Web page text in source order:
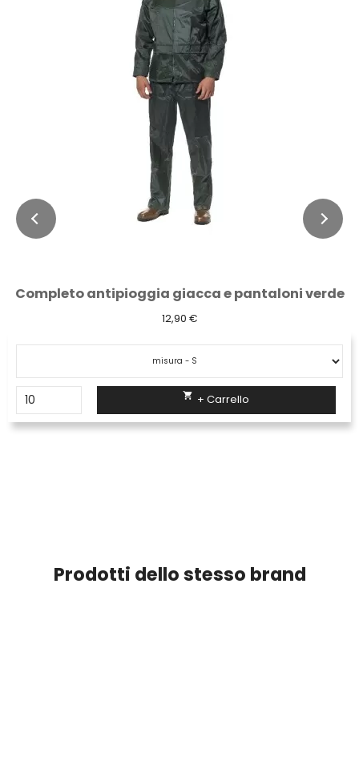
Completo antipioggia giacca e pantaloni verde
12,90 €
 + Carrello
Prodotti dello stesso brand